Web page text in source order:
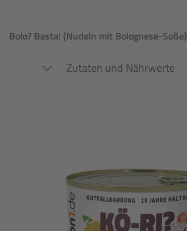
Bolo? Basta! (Nudeln mit Bolognese-Soße)
Zutaten und Nährwerte